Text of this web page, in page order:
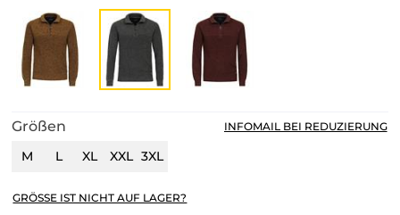
Größen
M L XL XXL 3XL
INFOMAIL BEI REDUZIERUNG
GRÖSSE IST NICHT AUF LAGER?